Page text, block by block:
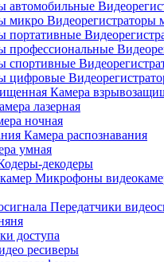
Видеорегистраторы
Камера
лазерная
ночная
Камера распознавания
умная
декодеры
Микрофоны
Передатчики
доступа
ресиверы